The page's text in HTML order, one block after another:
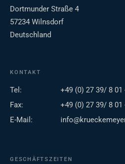
Dortmunder Straße 4
57234 Wilnsdorf
Deutschland
KONTAKT
Tel:
+49 (0) 27 39/ 8 01
Fax:
+49 (0) 27 39/ 8 01
E-Mail:
GESCHÄFTSZEITEN